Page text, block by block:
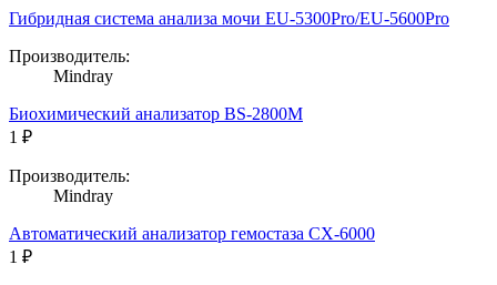
Гибридная система анализа мочи EU-5300Pro/EU-5600Pro
Производитель:
Mindray
Биохимический анализатор BS-2800M
1 ₽
Производитель:
Mindray
Автоматический анализатор гемостаза CX-6000
1 ₽